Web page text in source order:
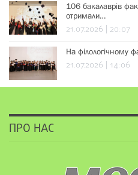
106 бакалаврів
отримали…
21.07.2026 | 20:07
На філологічному
21.07.2026 | 14:06
ПРО НАС